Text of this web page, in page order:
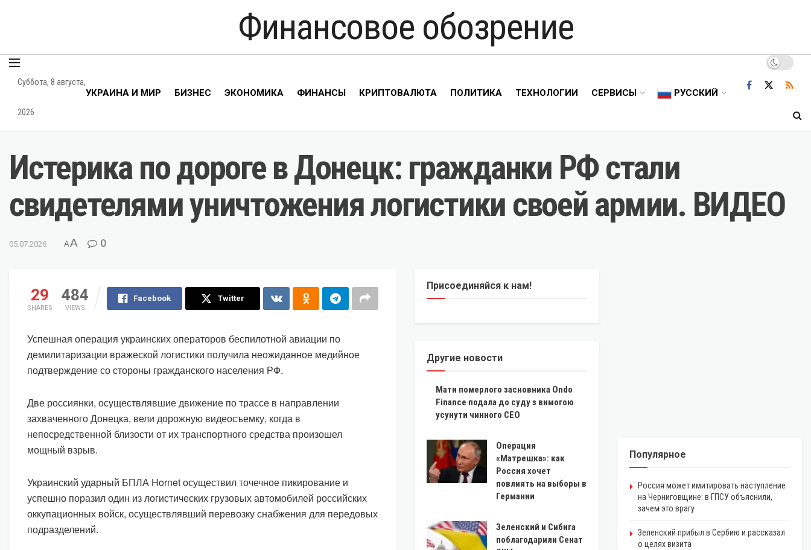
Финансовое обозрение
Суббота, 8 августа,
2026
УКРАИНА И МИР БИЗНЕС ЭКОНОМИКА ФИНАНСЫ КРИПТОВАЛЮТА ПОЛИТИКА ТЕХНОЛОГИИ СЕРВИСЫ РУССКИЙ
Истерика по дороге в Донецк: гражданки РФ стали
свидетелями уничтожения логистики своей армии. ВИДЕО
05.07.2026 AA 0
29
SHARES
484
VIEWS
Facebook Twitter
Успешная операция украинских операторов беспилотной авиации по
демилитаризации вражеской логистики получила неожиданное медийное
подтверждение со стороны гражданского населения РФ.
Две россиянки, осуществлявшие движение по трассе в направлении
захваченного Донецка, вели дорожную видеосъемку, когда в
непосредственной близости от их транспортного средства произошел
мощный взрыв.
Украинский ударный БПЛА Hornet осуществил точечное пикирование и
успешно поразил один из логистических грузовых автомобилей российских
оккупационных войск, осуществлявший перевозку снабжения для передовых
подразделений.
Присоединяйся к нам!
Другие новости
Мати померлого засновника Ondo
Finance подала до суду з вимогою
усунути чинного CEO
Операция
«Матрешка»: как
Россия хочет
повлиять на выборы в
Германии
Зеленский и Сибига
поблагодарили Сенат
Популярное
Россия может имитировать наступление
на Черниговщине: в ГПСУ объяснили,
зачем это врагу
Зеленский прибыл в Сербию и рассказал
о целях визита